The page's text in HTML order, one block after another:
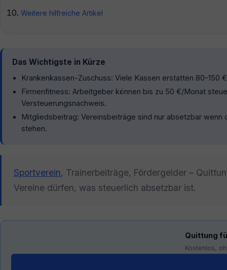
Weitere hilfreiche Artikel
Das Wichtigste in Kürze
Krankenkassen-Zuschuss: Viele Kassen erstatten
Firmenfitness: Arbeitgeber können bis zu 50 €/Monat
Versteuerungsnachweis.
Mitgliedsbeitrag: Vereinsbeiträge sind nur absetzbar
stehen.
Sportverein, Trainerbeiträge, Fördergelder –
Vereine dürfen, was steuerlich absetzbar ist.
Quittung
Kostenlos,